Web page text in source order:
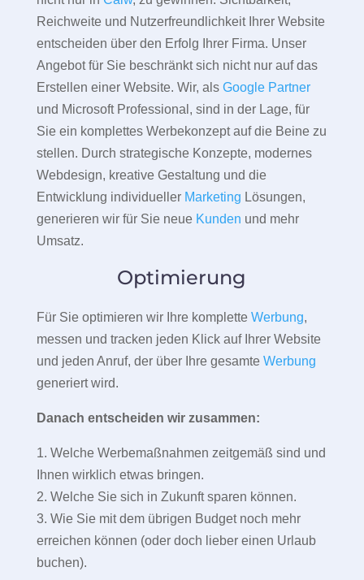
Reichweite und Nutzerfreundlichkeit Ihrer Website
entscheiden über den Erfolg Ihrer Firma. Unser
Angebot für Sie beschränkt sich nicht nur auf das
Erstellen einer Website. Wir, als Google Partner
und Microsoft Professional, sind in der Lage, für
Sie ein komplettes Werbekonzept auf die Beine zu
stellen. Durch strategische Konzepte, modernes
Webdesign, kreative Gestaltung und die
Entwicklung individueller Marketing Lösungen,
generieren wir für Sie neue Kunden und mehr
Umsatz.
Optimierung
Für Sie optimieren wir Ihre komplette Werbung,
messen und tracken jeden Klick auf Ihrer Website
und jeden Anruf, der über Ihre gesamte Werbung
generiert wird.
Danach entscheiden wir zusammen:
1. Welche Werbemaßnahmen zeitgemäß sind und
Ihnen wirklich etwas bringen.
2. Welche Sie sich in Zukunft sparen können.
3. Wie Sie mit dem übrigen Budget noch mehr
erreichen können (oder doch lieber einen Urlaub
buchen).